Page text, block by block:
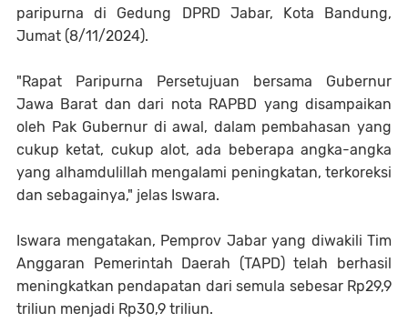
paripurna di Gedung DPRD Jabar, Kota Bandung,
Jumat (8/11/2024).
"Rapat Paripurna Persetujuan bersama Gubernur
Jawa Barat dan dari nota RAPBD yang disampaikan
oleh Pak Gubernur di awal, dalam pembahasan yang
cukup ketat, cukup alot, ada beberapa angka-angka
yang alhamdulillah mengalami peningkatan, terkoreksi
dan sebagainya," jelas Iswara.
Iswara mengatakan, Pemprov Jabar yang diwakili Tim
Anggaran Pemerintah Daerah (TAPD) telah berhasil
meningkatkan pendapatan dari semula sebesar Rp29,9
triliun menjadi Rp30,9 triliun.